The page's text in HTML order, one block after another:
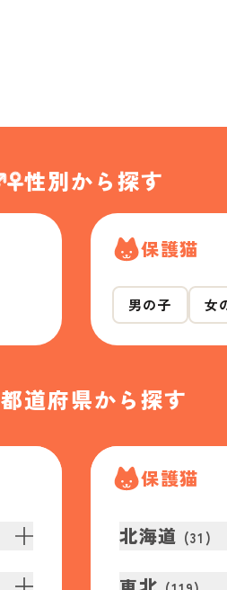
性別から探す
保護猫
男の子 女
都道府県から探す
保護猫
北海道 (31 )